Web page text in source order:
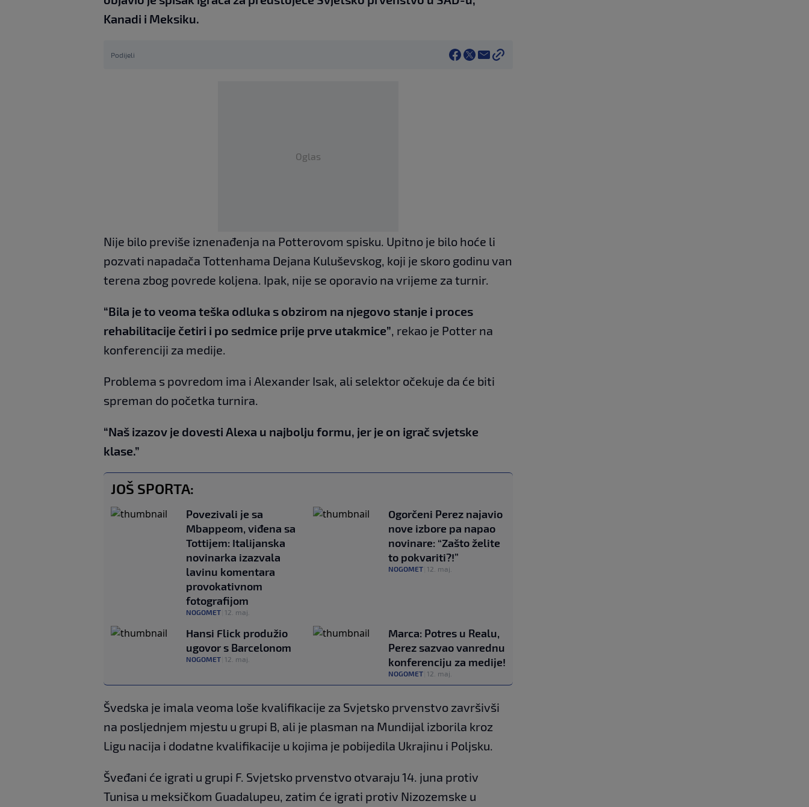
Kanadi i Meksiku.
Podijeli
Oglas
Nije bilo previše iznenađenja na Potterovom spisku. Upitno je bilo hoće li
pozvati napadača Tottenhama Dejana Kuluševskog, koji je skoro godinu van
terena zbog povrede koljena. Ipak, nije se oporavio na vrijeme za turnir.
“Bila je to veoma teška odluka s obzirom na njegovo stanje i proces
rehabilitacije četiri i po sedmice prije prve utakmice” , rekao je Potter na
konferenciji za medije.
Problema s povredom ima i Alexander Isak, ali selektor očekuje da će biti
spreman do početka turnira.
“Naš izazov je dovesti Alexa u najbolju formu, jer je on igrač svjetske
klase.”
JOŠ SPORTA:
Povezivali je sa
Mbappeom, viđena sa
Tottijem: Italijanska
novinarka izazvala
lavinu komentara
provokativnom
fotografijom
NOGOMET 12. maj.
Ogorčeni Perez najavio
nove izbore pa napao
novinare: “Zašto želite
to pokvariti?!”
NOGOMET 12. maj.
Hansi Flick produžio
ugovor s Barcelonom
NOGOMET 12. maj.
Marca: Potres u Realu,
Perez sazvao vanrednu
konferenciju za medije!
NOGOMET 12. maj.
Švedska je imala veoma loše kvalifikacije za Svjetsko prvenstvo završivši
na posljednjem mjestu u grupi B, ali je plasman na Mundijal izborila kroz
Ligu nacija i dodatne kvalifikacije u kojima je pobijedila Ukrajinu i Poljsku.
Šveđani će igrati u grupi F. Svjetsko prvenstvo otvaraju 14. juna protiv
Tunisa u meksičkom Guadalupeu, zatim će igrati protiv Nizozemske u